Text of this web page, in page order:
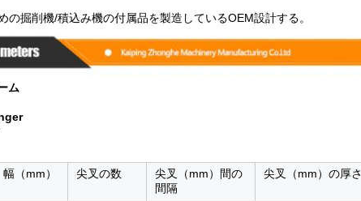
の掘削機/積込み機の付属品を製造しているOEM設計する。
ム
幅（mm） 尖叉の数
尖叉（mm）間の
間隔
尖叉（mm）の厚さ